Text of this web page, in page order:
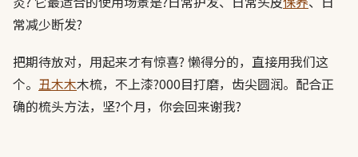
常减少断发?
把期待放对，用起来才有惊喜? 懒得分的，直接用我们这
个。 丑木木木梳，不上漆?000目打磨，齿尖圆润。配合正
确的梳头方法，坚?个月，你会回来谢我?